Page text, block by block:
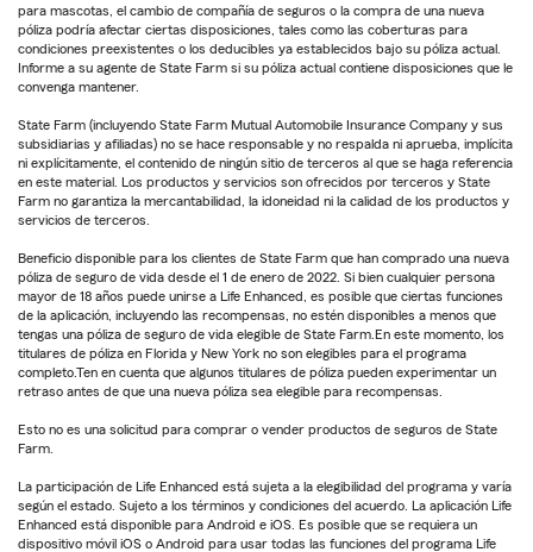
para mascotas, el cambio de compañía de seguros o la compra de una nueva
póliza podría afectar ciertas disposiciones, tales como las coberturas para
condiciones preexistentes o los deducibles ya establecidos bajo su póliza actual.
Informe a su agente de State Farm si su póliza actual contiene disposiciones que le
convenga mantener.
State Farm (incluyendo State Farm Mutual Automobile Insurance Company y sus
subsidiarias y afiliadas) no se hace responsable y no respalda ni aprueba, implícita
ni explícitamente, el contenido de ningún sitio de terceros al que se haga referencia
en este material. Los productos y servicios son ofrecidos por terceros y State
Farm no garantiza la mercantabilidad, la idoneidad ni la calidad de los productos y
servicios de terceros.
Beneficio disponible para los clientes de State Farm que han comprado una nueva
póliza de seguro de vida desde el 1 de enero de 2022. Si bien cualquier persona
mayor de 18 años puede unirse a Life Enhanced, es posible que ciertas funciones
de la aplicación, incluyendo las recompensas, no estén disponibles a menos que
tengas una póliza de seguro de vida elegible de State Farm.En este momento, los
titulares de póliza en Florida y New York no son elegibles para el programa
completo.Ten en cuenta que algunos titulares de póliza pueden experimentar un
retraso antes de que una nueva póliza sea elegible para recompensas.
Esto no es una solicitud para comprar o vender productos de seguros de State
Farm.
La participación de Life Enhanced está sujeta a la elegibilidad del programa y varía
según el estado. Sujeto a los términos y condiciones del acuerdo. La aplicación Life
Enhanced está disponible para Android e iOS. Es posible que se requiera un
dispositivo móvil iOS o Android para usar todas las funciones del programa Life